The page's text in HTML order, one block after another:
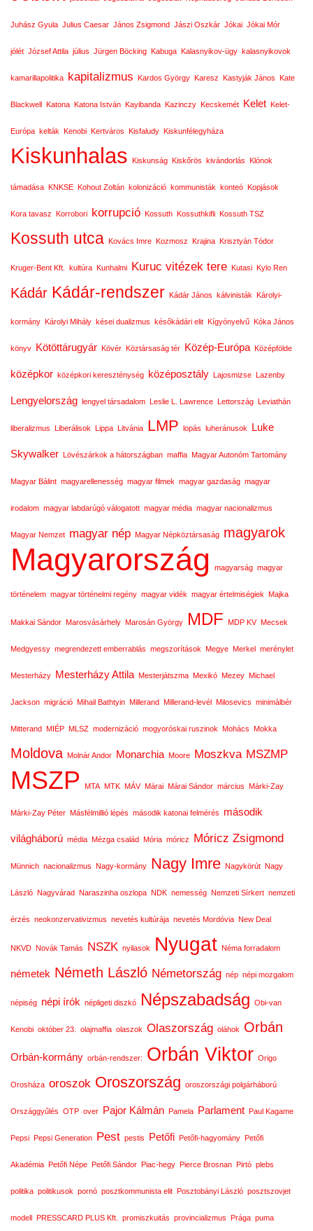
Juhász Gyula Julius Caesar János Zsigmond Jászi Oszkár Jókai Jókai Mór
jólét József Attila július Jürgen Böcking Kabuga Kalasnyikov-ügy kalasnyikovok
kamarillapolitika kapitalizmus Kardos György Karesz Kastyják János Kate
Blackwell Katona Katona István Kayibanda Kazinczy Kecskemét Kelet Kelet-
Európa kelták Kenobi Kertváros Kisfaludy Kiskunfélegyháza
Kiskunhalas Kiskunság Kiskőrös kivándorlás Klónok
támadása KNKSE Kohout Zoltán kolonizáció kommunisták konteó Kopjások
Kora tavasz Korrobori korrupció Kossuth Kossuthkifli Kossuth TSZ
Kossuth utca Kovács Imre Kozmosz Krajina Krisztyán Tódor
Kruger-Bent Kft. kultúra Kunhalmi Kuruc vitézek tere Kutasi Kylo Ren
Kádár Kádár-rendszer Kádár János kálvinisták Károlyi-
kormány Károlyi Mihály kései dualizmus későkádári elit Kígyónyelvű Kóka János
könyv Kötöttárugyár Kövér Köztársaság tér Közép-Európa Középfölde
középkor középkori kereszténység középosztály Lajosmizse Lazenby
Lengyelország lengyel társadalom Leslie L. Lawrence Lettország Leviathán
liberalizmus Liberálisok Lippa Litvánia LMP lopás luheránusok Luke
Skywalker Lövészárkok a hátországban maffia Magyar Autonóm Tartomány
Magyar Bálint magyarellenesség magyar filmek magyar gazdaság magyar
irodalom magyar labdarúgó válogatott magyar média magyar nacionalizmus
Magyar Nemzet magyar nép Magyar Népköztársaság magyarok
Magyarország magyarság magyar
történelem magyar történelmi regény magyar vidék magyar értelmiségiek Majka
Makkai Sándor Marosvásárhely Marosán György MDF MDP KV Mecsek
Medgyessy megrendezett emberrablás megszorítások Megye Merkel merénylet
Mesterházy Mesterházy Attila Mesterjátszma Mexikó Mezey Michael
Jackson migráció Mihail Bathtyin Millerand Millerand-levél Milosevics minimálbér
Mitterand MIÉP MLSZ modernizáció mogyoróskai ruszinok Mohács Mokka
Moldova Molnár Andor Monarchia Moore Moszkva MSZMP
MSZP MTA MTK MÁV Márai Márai Sándor március Márki-Zay
Márki-Zay Péter Másfélmillió lépés második katonai felmérés második
világháború média Mézga család Mória móricz Móricz Zsigmond
Münnich nacionalizmus Nagy-kormány Nagy Imre Nagykörút Nagy
László Nagyvárad Naraszinha oszlopa NDK nemesség Nemzeti Sírkert nemzeti
érzés neokonzervativizmus nevetés kultúrája nevetés Mordóvia New Deal
NKVD Novák Tamás NSZK nyilasok Nyugat Néma forradalom
németek Németh László Németország nép népi mozgalom
népiség népi írók népligeti diszkó Népszabadság Obi-van
Kenobi október 23. olajmaffia olaszok Olaszország oláhok Orbán
Orbán-kormány orbán-rendszer: Orbán Viktor Origo
Orosháza oroszok Oroszország oroszországi polgárháború
Országgyűlés OTP over Pajor Kálmán Pamela Parlament Paul Kagame
Pepsi Pepsi Generation Pest pestis Petőfi Petőfi-hagyomány Petőfi
Akadémia Petőfi Népe Petőfi Sándor Piac-hegy Pierce Brosnan Pirtó plebs
politika politikusok pornó posztkommunista elit Posztobányi László posztszovjet
modell PRESSCARD PLUS Kft. promiszkuitás provincializmus Prága puma